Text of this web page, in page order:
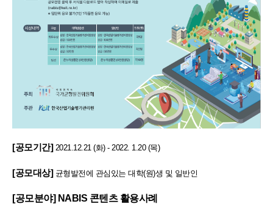
[공모기간] 2021.12.21 (화) - 2022. 1.20 (목)
[공모대상] 균형발전에 관심있는 대학(원)생 및 일반인
[공모분야] NABIS 콘텐츠 활용사례